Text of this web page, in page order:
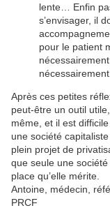
lente… Enfin
s’envisager, il
pour le patient
nécessairement.
Après ces petites
peut-être un outil
même, et il est
une société
plein projet de
que seule une
place qu’elle mérite.
Antoine, médecin,
PRCF